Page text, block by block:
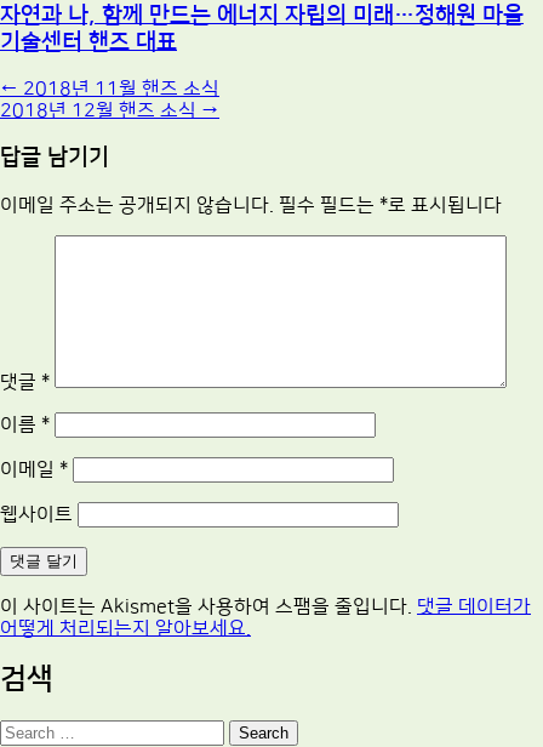
자연과 나, 함께 만드는 에너지 자립의 미래…정해원 마을
기술센터 핸즈 대표
Post
navigation
← 2018년 11월 핸즈 소식
2018년 12월 핸즈 소식 →
답글 남기기
이메일 주소는 공개되지 않습니다. 필수 필드는 *로 표시됩니다
댓글 *
이름 *
이메일 *
웹사이트
이 사이트는 Akismet을 사용하여 스팸을 줄입니다. 댓글 데이터가
어떻게 처리되는지 알아보세요.
검색
Search